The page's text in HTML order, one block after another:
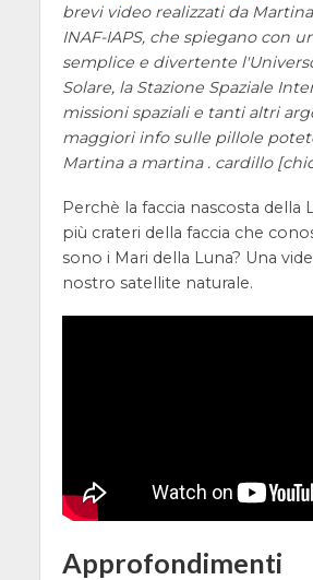
brevi video realizzati da
INAF-IAPS, che spiegano con
semplice e divertente
Solare, la Stazione Spaziale
missioni spaziali e tanti altri
maggiori info sulle pillole
Martina a martina . cardillo
Perchè la faccia nascosta della
più crateri della faccia che
sono i Mari della Luna? Una
nostro satellite naturale.
Approfondimenti